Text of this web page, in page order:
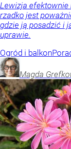
Lewizja efektownie
rzadko jest
gdzie ją posadzić i
uprawie.
Ogród i balkon
Magda